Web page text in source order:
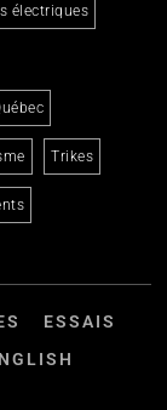
électriques
Trikes
ESSAIS